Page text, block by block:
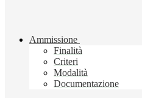
Ammissione
Finalità
Criteri
Modalità
Documentazione